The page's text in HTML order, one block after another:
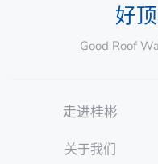
好
Good Roof
走进桂彬
关于我们